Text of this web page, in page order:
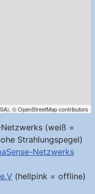
), © OpenStreetMap contributors
(weiß =
Strahlungspegel)
Netzwerks
(hellpink = offline)